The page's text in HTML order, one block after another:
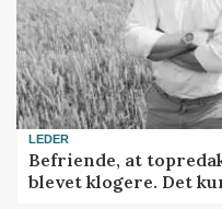
LEDER
Befriende, at
blevet klogere. Det